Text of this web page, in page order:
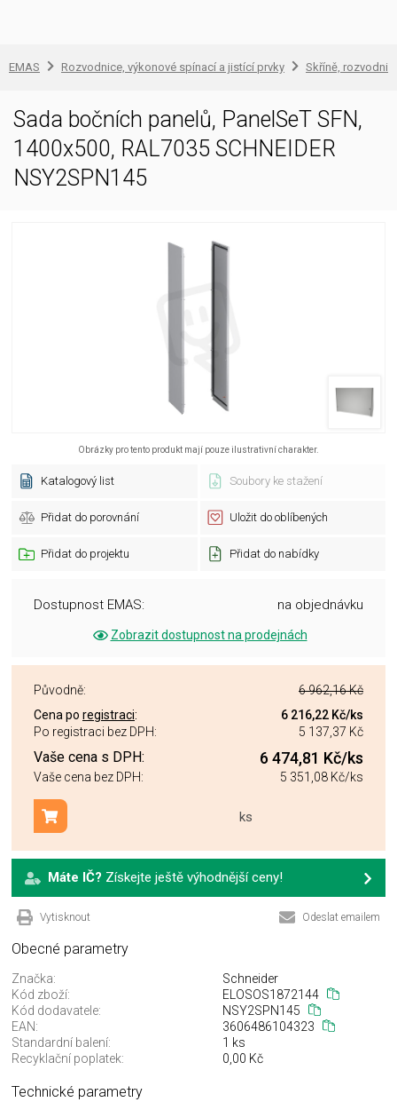
EMAS Rozvodnice, výkonové spínací a jistící prvky Skříně,
Sada bočních panelů, PanelSeT SFN,
1400x500, RAL7035 SCHNEIDER
NSY2SPN145
Obrázky pro tento produkt mají pouze ilustrativní charakter.
Katalogový list Soubory ke stažení
Přidat do porovnání Uložit do oblíbených
Přidat do projektu Přidat do nabídky
Dostupnost EMAS: na objednávku
Zobrazit dostupnost na prodejnách
Původně:
6 962,16 Kč
Cena po registraci: 6 216,22 Kč/ks
Po registraci bez DPH:
5 137,37 Kč
Vaše cena s DPH: 6 474,81 Kč/ks
Vaše cena bez DPH: 5 351,08 Kč/ks
ks
Přidat do košíku
Máte IČ? Získejte ještě výhodnější ceny!
Vytisknout Odeslat emailem
Obecné parametry
Značka:
Schneider
Kód zboží:
ELOSOS1872144
Kód dodavatele:
NSY2SPN145
EAN:
3606486104323
Standardní balení:
1 ks
Recyklační poplatek:
0,00 Kč
Technické parametry